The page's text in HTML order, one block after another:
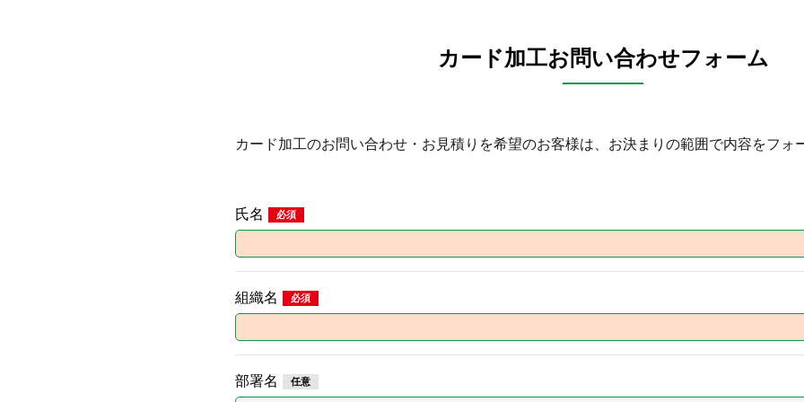
カード加工お問い合わせフォーム
カード加工のお問い合わせ・お見積りを希望のお客様は、お決まりの範囲で内容をフォ
氏名
組織名
部署名